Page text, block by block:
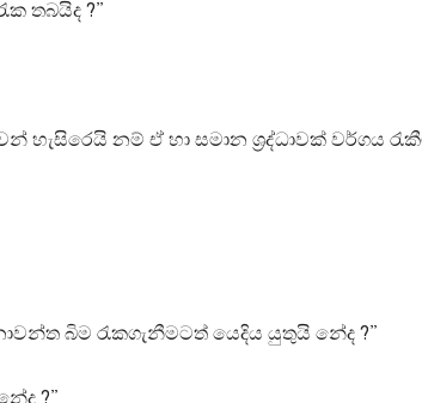
තබයිද ?”
හැසිරෙයි නම් ඒ හා සමාන ශ්‍රද්ධාවක් වර්ගය
බිම රැකගැනීමටත් යෙදිය යුතුයි නේද ?”